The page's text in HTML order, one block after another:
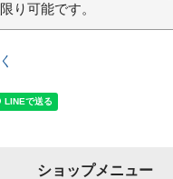
り可能です。
ショップメニュー